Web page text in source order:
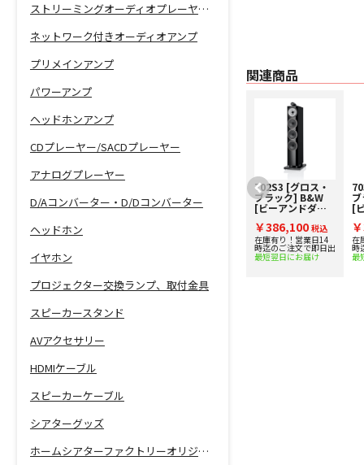
ストリーミングオーディオプレーヤー/ネットワーク機能付きCDプレーヤー
ネットワーク付きオーディオアンプ
プリメインアンプ
パワーアンプ
ヘッドホンアンプ
CDプレーヤー/SACDプレーヤー
アナログプレーヤー
D/Aコンバーター・D/Dコンバーター
ヘッドホン
イヤホン
プロジェクター交換ランプ、取付金具
スピーカースタンド
AVアクセサリー
HDMIケーブル
スピーカーケーブル
シアターグッズ
ホームシアターファクトリーオリジナル商品
関連商品
[10m] Home
theater Factory
8K60p/4K120p/48Gbps
HDMIケーブル
702S3 [グロス・
ブラック] B&W
[ビーアンドダブ
リュ] トールボー
イスピーカー [1
台] 下取り査定額
20%アップ実施
中！
￥386,100 税込
在庫有り！営業日14
時迄のご注文で即日出
最短翌日にお届け
[
中
在
時
最